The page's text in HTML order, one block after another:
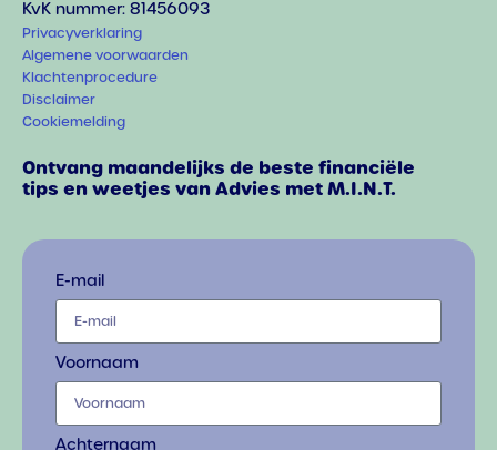
KvK nummer: 81456093
Privacyverklaring
Algemene voorwaarden
Klachtenprocedure
Disclaimer
Cookiemelding
Ontvang maandelijks de beste financiële
tips en weetjes van Advies met M.I.N.T.
E-mail
Voornaam
Achternaam